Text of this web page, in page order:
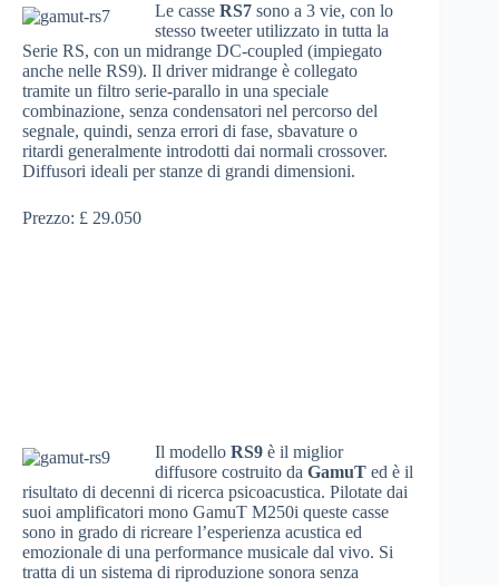
Le casse RS7 sono a 3 vie, con lo
stesso tweeter utilizzato in tutta la
Serie RS, con un midrange DC-coupled (impiegato
anche nelle RS9). Il driver midrange è collegato
tramite un filtro serie-parallo in una speciale
combinazione, senza condensatori nel percorso del
segnale, quindi, senza errori di fase, sbavature o
ritardi generalmente introdotti dai normali crossover.
Diffusori ideali per stanze di grandi dimensioni.
Prezzo: £ 29.050
Il modello RS9 è il miglior
diffusore costruito da GamuT ed è il
risultato di decenni di ricerca psicoacustica. Pilotate dai
suoi amplificatori mono GamuT M250i queste casse
sono in grado di ricreare l’esperienza acustica ed
emozionale di una performance musicale dal vivo. Si
tratta di un sistema di riproduzione sonora senza